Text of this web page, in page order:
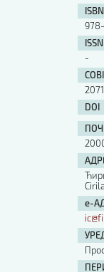
ISBN
ISSN
-
DOI
е-